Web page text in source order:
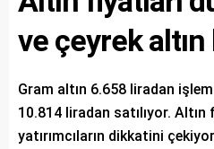
ve çeyrek
Gram altın 6.658 liradan
10.814 liradan satılıyor.
yatırımcıların dikkatini